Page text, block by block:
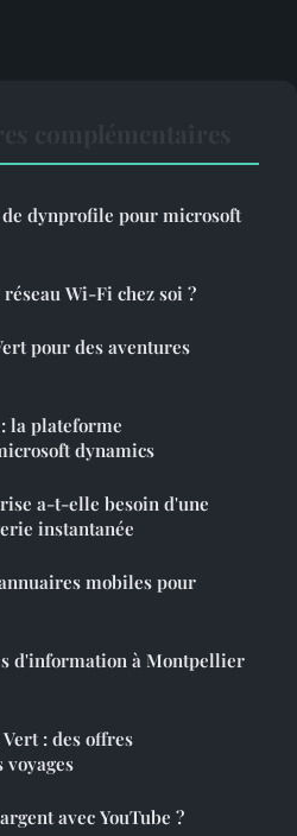
dynprofile pour microsoft
Wi-Fi chez soi ?
pour des aventures
la plateforme
dynamics
a-t-elle besoin d'une
instantanée
mobiles pour
d'information à Montpellier
: des offres
avec YouTube ?